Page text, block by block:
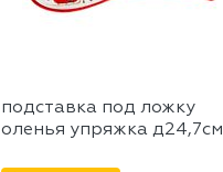
подставка под ложку
оленья упряжка д24,7см